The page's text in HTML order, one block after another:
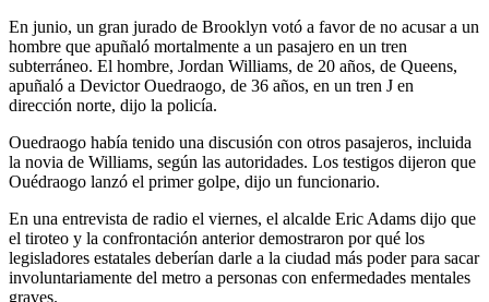
En junio, un gran jurado de Brooklyn votó a favor de no acusar a un
hombre que apuñaló mortalmente a un pasajero en un tren
subterráneo. El hombre, Jordan Williams, de 20 años, de Queens,
apuñaló a Devictor Ouedraogo, de 36 años, en un tren J en
dirección norte, dijo la policía.
Ouedraogo había tenido una discusión con otros pasajeros, incluida
la novia de Williams, según las autoridades. Los testigos dijeron que
Ouédraogo lanzó el primer golpe, dijo un funcionario.
En una entrevista de radio el viernes, el alcalde Eric Adams dijo que
el tiroteo y la confrontación anterior demostraron por qué los
legisladores estatales deberían darle a la ciudad más poder para sacar
involuntariamente del metro a personas con enfermedades mentales
graves.